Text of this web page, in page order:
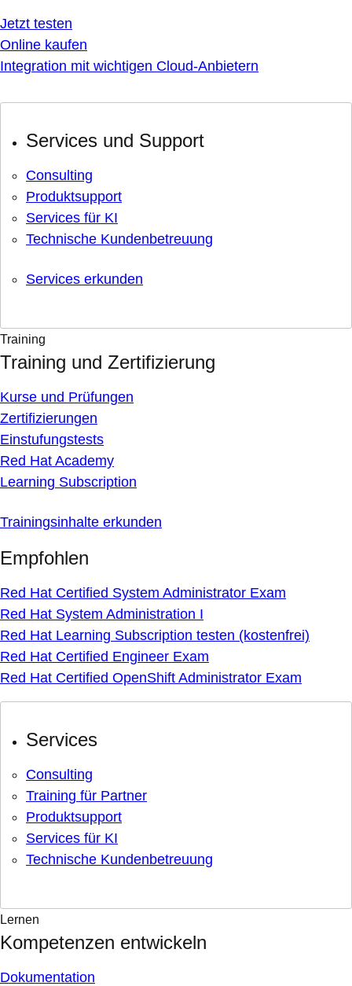
Jetzt testen
Online kaufen
Integration mit wichtigen Cloud-Anbietern
Services und Support
Consulting
Produktsupport
Services für KI
Technische Kundenbetreuung
Services erkunden
Training
Training und Zertifizierung
Kurse und Prüfungen
Zertifizierungen
Einstufungstests
Red Hat Academy
Learning Subscription
Trainingsinhalte erkunden
Empfohlen
Red Hat Certified System Administrator Exam
Red Hat System Administration I
Red Hat Learning Subscription testen (kostenfrei)
Red Hat Certified Engineer Exam
Red Hat Certified OpenShift Administrator Exam
Services
Consulting
Training für Partner
Produktsupport
Services für KI
Technische Kundenbetreuung
Lernen
Kompetenzen entwickeln
Dokumentation